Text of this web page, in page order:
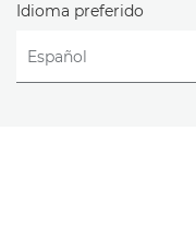
Idioma preferido